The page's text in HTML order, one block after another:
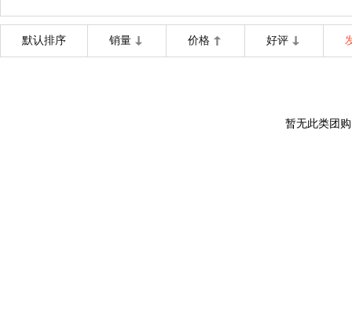
默认排序 销量 价格 好评
暂无此类团